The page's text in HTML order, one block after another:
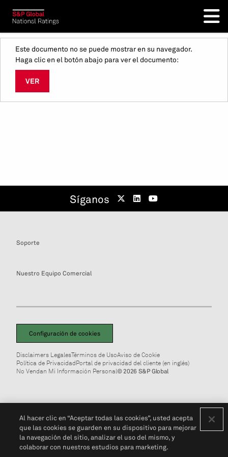
Este documento no se puede mostrar en su navegador.
Haga clic en el botón abajo para ver el documento:
VER
Síganos
Soporte
Nuestro Equipo Comercial
Configuración de cookies
Disclaimers LegalesTérminos de UsoAviso de Cookie
Política de PrivacidadPortal de privacidad del cliente (en inglés)
No Vendan Mi Información Personal© 2026 S&P Global
Al hacer clic en “Aceptar todas las cookies”, usted acepta
que las cookies se guarden en su dispositivo para mejorar
la navegación del sitio, analizar el uso del mismo, y
colaborar con nuestros estudios para marketing.